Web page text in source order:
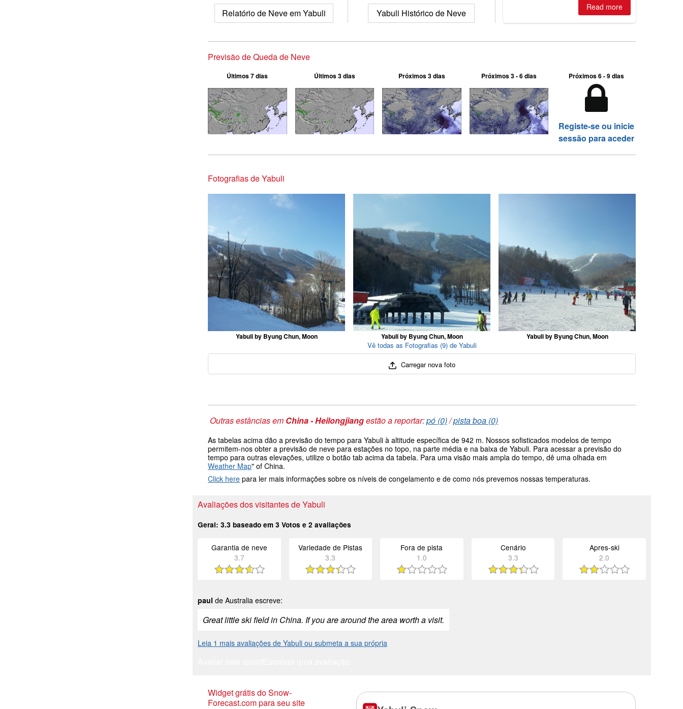
Relatório de Neve em Yabuli Yabuli Histórico de Neve
Read more
Previsão de Queda de Neve
Últimos 7 dias Últimos 3 dias Próximos 3 dias Próximos 3 - 6 dias Próximos 6 - 9 dias
Registe-se ou inicie
sessão para aceder
Fotografias de Yabuli
Yabuli by Byung Chun, Moon Yabuli by Byung Chun, Moon Yabuli by Byung Chun, Moon
Vê todas as Fotografias (9) de Yabuli
Carregar nova foto
Outras estâncias em China - Heilongjiangestão a reportar:pó (0)/pista boa (0)
As tabelas acima dão a previsão do tempo para Yabuli à altitude específica de 942 m. Nossos sofisticados modelos de tempo
permitem-nos obter a previsão de neve para estações no topo, na parte média e na baixa de Yabuli. Para acessar a previsão do
tempo para outras elevações, utilize o botão tab acima da tabela. Para uma visão mais ampla do tempo, dê uma olhada em
Weather Map" of China.
Click here para ler mais informações sobre os níveis de congelamento e de como nós prevemos nossas temperaturas.
Avaliações dos visitantes de Yabuli
Geral: 3.3 baseado em 3 Votos e 2 avaliações
Garantia de neve
3.7
Variedade de Pistas
3.3
Fora de pista
1.0
Cenário
3.3
Apres-ski
2.0
paul de Australia escreve:
Great little ski field in China. If you are around the area worth a visit.
Leia 1 mais avaliações de Yabuli ou submeta a sua própria
Widget grátis do Snow-
Forecast.com para seu site